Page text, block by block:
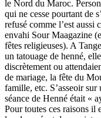
le Nord du Maroc.
qui ne cesse pourtant de
refusé comme l’est
envahi Sour Maagazine
fêtes religieuses). A
un tatouage de henné,
discrètement ou
de mariage, la fête du
famille, etc. S’asseoir
séance de Henné était «
Pour toutes ces raisons il